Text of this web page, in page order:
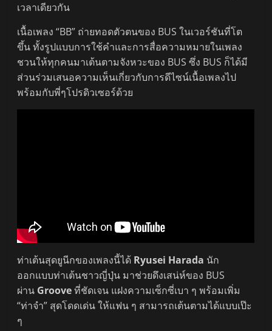
เวลาเดียวกัน
เนื้อเพลง “BB” ถ่ายทอดตัวตนของ BUS ในเวอร์ชันที่โต
ขึ้น ทั้งรูปแบบการใช้คำและการสื่อความหมายในเพลง
ชวนให้ทุกคนมาเต้นตามจังหวะของ BUS ซึ่ง BUS ก็ได้มี
ส่วนร่วมเสนอความเห็นเกี่ยวกับการดีไซน์เนื้อเพลงไป
พร้อมกับพี่ๆโปรดิวเซอร์ด้วย
ท่าเต้นสุดยูนีกของเพลงนี้ได้ Ryusei Harada นัก
ออกแบบท่าเต้นชาวญี่ปุ่น มาช่วยดึงเสน่ห์ของ BUS
ผ่าน Grooveที่ชัดเจน แฝงความเซ็กซี่เบา ๆ พร้อมเพิ่ม
“ท่าจำ” สุดโดดเด่น ให้แฟน ๆ สามารถเต้นตามได้แบบเป๊ะ
ๆ